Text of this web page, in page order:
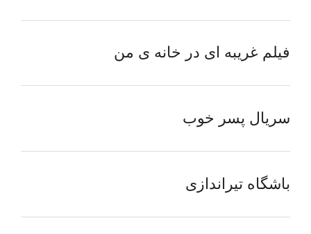
فیلم غریبه ای در خانه ی من
سریال پسر خوب
باشگاه تیراندازی